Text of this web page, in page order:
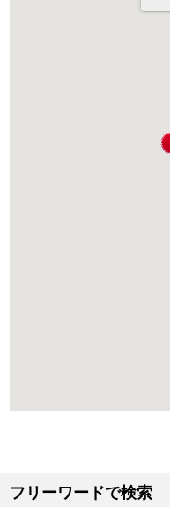
フリーワードで検索